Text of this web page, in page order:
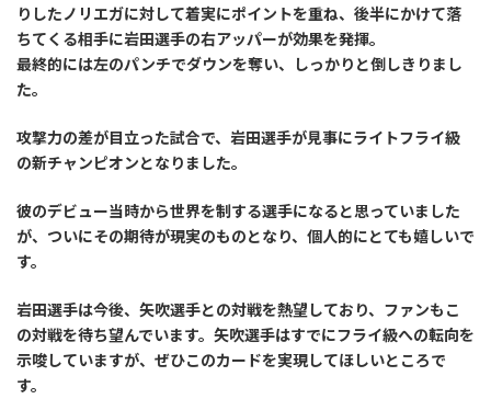
りしたノリエガに対して着実にポイントを重ね、後半にかけて落
ちてくる相手に岩田選手の右アッパーが効果を発揮。
最終的には左のパンチでダウンを奪い、しっかりと倒しきりまし
た。
攻撃力の差が目立った試合で、岩田選手が見事にライトフライ級
の新チャンピオンとなりました。
彼のデビュー当時から世界を制する選手になると思っていました
が、ついにその期待が現実のものとなり、個人的にとても嬉しいで
す。
岩田選手は今後、矢吹選手との対戦を熱望しており、ファンもこ
の対戦を待ち望んでいます。矢吹選手はすでにフライ級への転向を
示唆していますが、ぜひこのカードを実現してほしいところで
す。